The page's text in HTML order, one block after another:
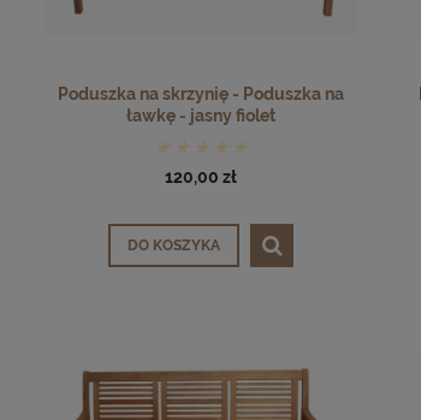
Poduszka na skrzynię - Poduszka na
ławkę - jasny fiolet
120,00 zł
DO KOSZYKA